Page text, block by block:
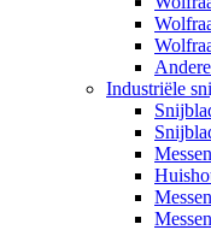
Industriële